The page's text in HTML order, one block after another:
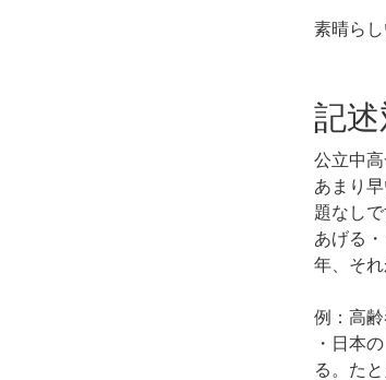
素晴らし
記
公立中
あまり
題なし
あげる
年、そ
例：高
・日本
る。た